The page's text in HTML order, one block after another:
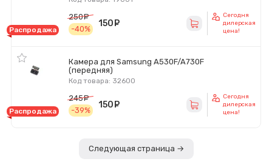
Распродажа
250
-40%
150
Сегодня
дилерская
цена!
Камера для Samsung A530F/A730F
(передняя)
Код товара: 32600
Распродажа
245
-39%
150
Сегодня
дилерская
цена!
Следующая страница →